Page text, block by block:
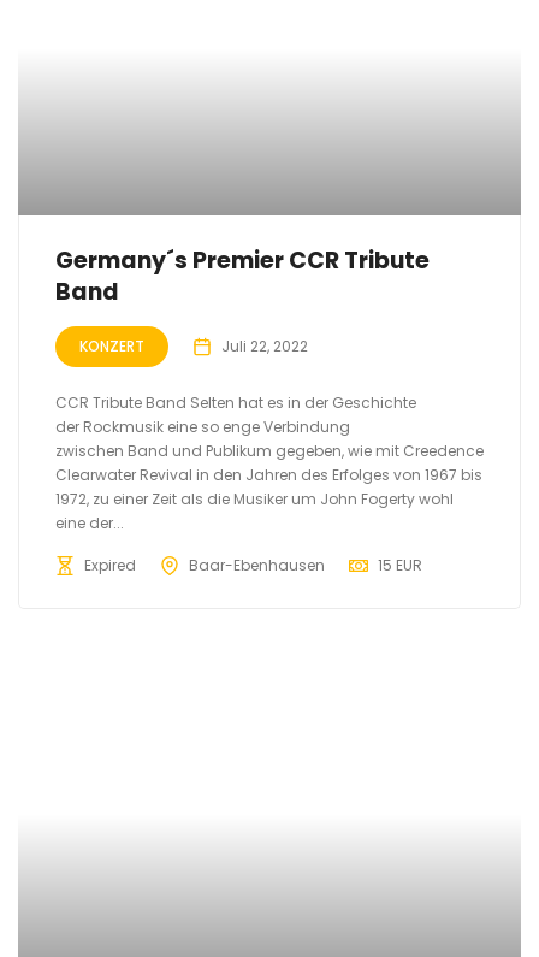
Germany´s Premier CCR Tribute
Band
KONZERT Juli 22, 2022
CCR Tribute Band Selten hat es in der Geschichte
der Rockmusik eine so enge Verbindung
zwischen Band und Publikum gegeben, wie mit Creedence
Clearwater Revival in den Jahren des Erfolges von 1967 bis
1972, zu einer Zeit als die Musiker um John Fogerty wohl
eine der...
Expired Baar-Ebenhausen 15 EUR